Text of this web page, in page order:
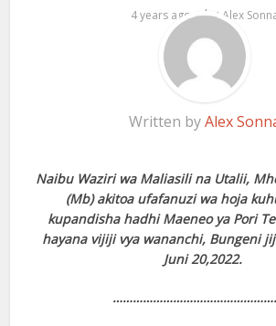
4 years ago by Alex
Written byAlex
Naibu Waziri wa Maliasili na Utalii,
(Mb) akitoa ufafanuzi wa hoja
kupandisha hadhi Maeneo ya Pori
hayana vijiji vya wananchi, Bungeni
Juni 20,2022.